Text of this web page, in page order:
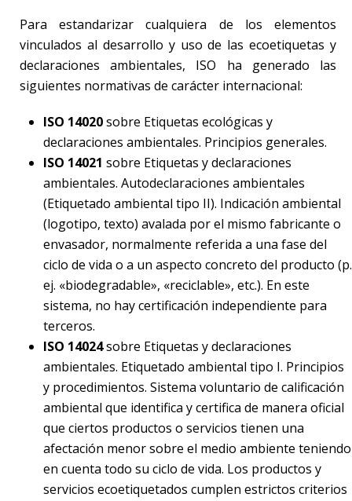
Para estandarizar cualquiera de los elementos
vinculados al desarrollo y uso de las ecoetiquetas y
declaraciones ambientales, ISO ha generado las
siguientes normativas de carácter internacional:
ISO 14020sobre Etiquetas ecológicas y
declaraciones ambientales. Principios generales.
ISO 14021 sobre Etiquetas y declaraciones
ambientales. Autodeclaraciones ambientales
(Etiquetado ambiental tipo II). Indicación ambiental
(logotipo, texto) avalada por el mismo fabricante o
envasador, normalmente referida a una fase del
ciclo de vida o a un aspecto concreto del producto (p.
ej. «biodegradable», «reciclable», etc.). En este
sistema, no hay certificación independiente para
terceros.
ISO 14024sobre Etiquetas y declaraciones
ambientales. Etiquetado ambiental tipo I. Principios
y procedimientos. Sistema voluntario de calificación
ambiental que identifica y certifica de manera oficial
que ciertos productos o servicios tienen una
afectación menor sobre el medio ambiente teniendo
en cuenta todo su ciclo de vida. Los productos y
servicios ecoetiquetados cumplen estrictos criterios